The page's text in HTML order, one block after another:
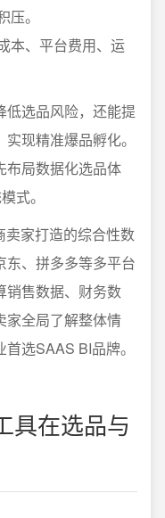
。
本、平台费用、运
低选品风险，还能提
现精准爆品孵化。
布局数据化选品体
式。
卖家打造的综合性数
东、拼多多等多平台
销售数据、财务数
家全局了解整体情
选SAAS BI品牌。
具在选品与